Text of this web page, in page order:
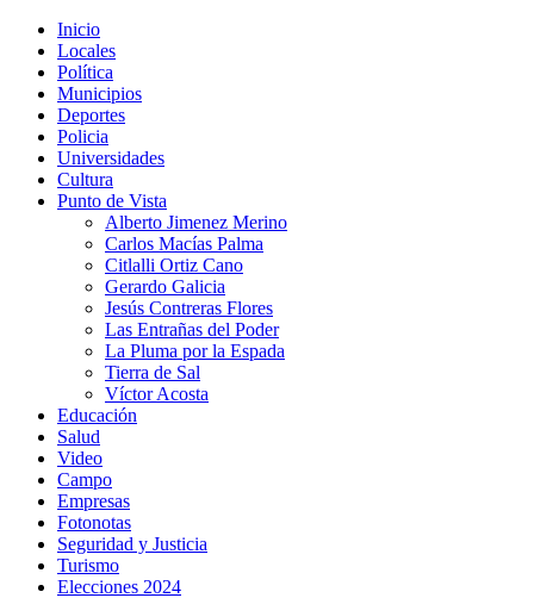
Inicio
Locales
Política
Municipios
Deportes
Policia
Universidades
Cultura
Punto de Vista
Alberto Jimenez Merino
Carlos Macías Palma
Citlalli Ortiz Cano
Gerardo Galicia
Jesús Contreras Flores
Las Entrañas del Poder
La Pluma por la Espada
Tierra de Sal
Víctor Acosta
Educación
Salud
Video
Campo
Empresas
Fotonotas
Seguridad y Justicia
Turismo
Elecciones 2024